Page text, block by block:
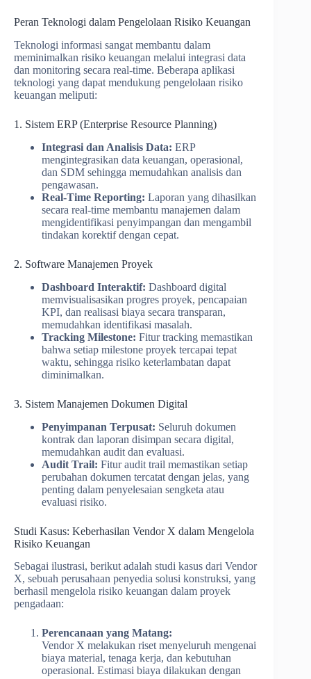
Peran Teknologi dalam Pengelolaan Risiko Keuangan
Teknologi informasi sangat membantu dalam
meminimalkan risiko keuangan melalui integrasi data
dan monitoring secara real-time. Beberapa aplikasi
teknologi yang dapat mendukung pengelolaan risiko
keuangan meliputi:
1. Sistem ERP (Enterprise Resource Planning)
Integrasi dan Analisis Data: ERP
mengintegrasikan data keuangan, operasional,
dan SDM sehingga memudahkan analisis dan
pengawasan.
Real-Time Reporting: Laporan yang dihasilkan
secara real-time membantu manajemen dalam
mengidentifikasi penyimpangan dan mengambil
tindakan korektif dengan cepat.
2. Software Manajemen Proyek
Dashboard Interaktif: Dashboard digital
memvisualisasikan progres proyek, pencapaian
KPI, dan realisasi biaya secara transparan,
memudahkan identifikasi masalah.
Tracking Milestone: Fitur tracking memastikan
bahwa setiap milestone proyek tercapai tepat
waktu, sehingga risiko keterlambatan dapat
diminimalkan.
3. Sistem Manajemen Dokumen Digital
Penyimpanan Terpusat: Seluruh dokumen
kontrak dan laporan disimpan secara digital,
memudahkan audit dan evaluasi.
Audit Trail: Fitur audit trail memastikan setiap
perubahan dokumen tercatat dengan jelas, yang
penting dalam penyelesaian sengketa atau
evaluasi risiko.
Studi Kasus: Keberhasilan Vendor X dalam Mengelola
Risiko Keuangan
Sebagai ilustrasi, berikut adalah studi kasus dari Vendor
X, sebuah perusahaan penyedia solusi konstruksi, yang
berhasil mengelola risiko keuangan dalam proyek
pengadaan:
Perencanaan yang Matang:
Vendor X melakukan riset menyeluruh mengenai
biaya material, tenaga kerja, dan kebutuhan
operasional. Estimasi biaya dilakukan dengan